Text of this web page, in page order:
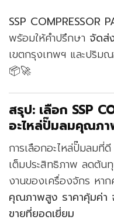
SSP COMPRESSOR
พร้อมให้คำปรึกษา จัดส่
เขตกรุงเทพฯ และปริม
📦🚀
สรุป: เลือก SSP
อะไหล่ปั๊มลมคุณภ
การเลือกอะไหล่ปั๊มลมที่
เต็มประสิทธิภาพ ลดต้น
งานของเครื่องจักร หา
คุณภาพสูง ราคาคุ้มค่า
ขายที่ยอดเยี่ยม